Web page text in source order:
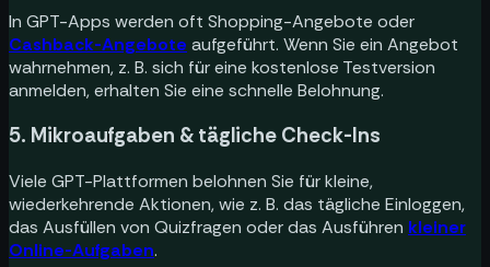
In GPT-Apps werden oft Shopping-Angebote oder
Cashback-Angebote aufgeführt. Wenn Sie ein Angebot
wahrnehmen, z. B. sich für eine kostenlose Testversion
anmelden, erhalten Sie eine schnelle Belohnung.
5. Mikroaufgaben & tägliche Check-Ins
Viele GPT-Plattformen belohnen Sie für kleine,
wiederkehrende Aktionen, wie z. B. das tägliche Einloggen,
das Ausfüllen von Quizfragen oder das Ausführen kleiner
Online-Aufgaben.